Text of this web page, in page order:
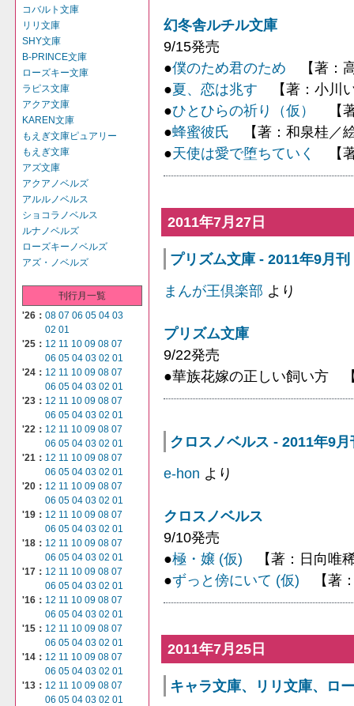
コバルト文庫
リリ文庫
SHY文庫
B-PRINCE文庫
ローズキー文庫
ラピス文庫
アクア文庫
KAREN文庫
もえぎ文庫ピュアリー
もえぎ文庫
アズ文庫
アクアノベルズ
アルルノベルス
ショコラノベルス
ルナノベルズ
ローズキーノベルズ
アズ・ノベルズ
刊行月一覧
'26： 08 07 06 05 04 03
02 01
'25： 12 11 10 09 08 07
06 05 04 03 02 01
'24： 12 11 10 09 08 07
06 05 04 03 02 01
'23： 12 11 10 09 08 07
06 05 04 03 02 01
'22： 12 11 10 09 08 07
06 05 04 03 02 01
'21： 12 11 10 09 08 07
06 05 04 03 02 01
'20： 12 11 10 09 08 07
06 05 04 03 02 01
'19： 12 11 10 09 08 07
06 05 04 03 02 01
'18： 12 11 10 09 08 07
06 05 04 03 02 01
'17： 12 11 10 09 08 07
06 05 04 03 02 01
'16： 12 11 10 09 08 07
06 05 04 03 02 01
'15： 12 11 10 09 08 07
06 05 04 03 02 01
'14： 12 11 10 09 08 07
06 05 04 03 02 01
'13： 12 11 10 09 08 07
06 05 04 03 02 01
幻冬舎ルチル文庫
9/15発売
●僕のため君のため 【著：
●夏、恋は兆す 【著：小川
●ひとひらの祈り（仮）
【
●蜂蜜彼氏 【著：和泉桂／
●天使は愛で堕ちていく 【
2011年7月27日
プリズム文庫 - 2011年9月刊
まんが王倶楽部 より
プリズム文庫
9/22発売
●華族花嫁の正しい飼い方
クロスノベルス - 2011年9月
e-hon より
クロスノベルス
9/10発売
●極・嬢 (仮) 【著：日向唯
●ずっと傍にいて (仮) 【著
2011年7月25日
キャラ文庫、リリ文庫、ロ